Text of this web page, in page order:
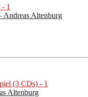
Andreas Altenburg
Altenburg